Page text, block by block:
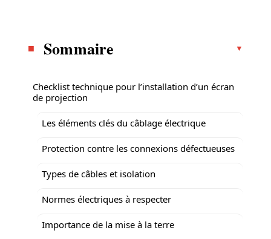
Sommaire
Checklist technique pour l’installation d’un écran
de projection
Les éléments clés du câblage électrique
Protection contre les connexions défectueuses
Types de câbles et isolation
Normes électriques à respecter
Importance de la mise à la terre